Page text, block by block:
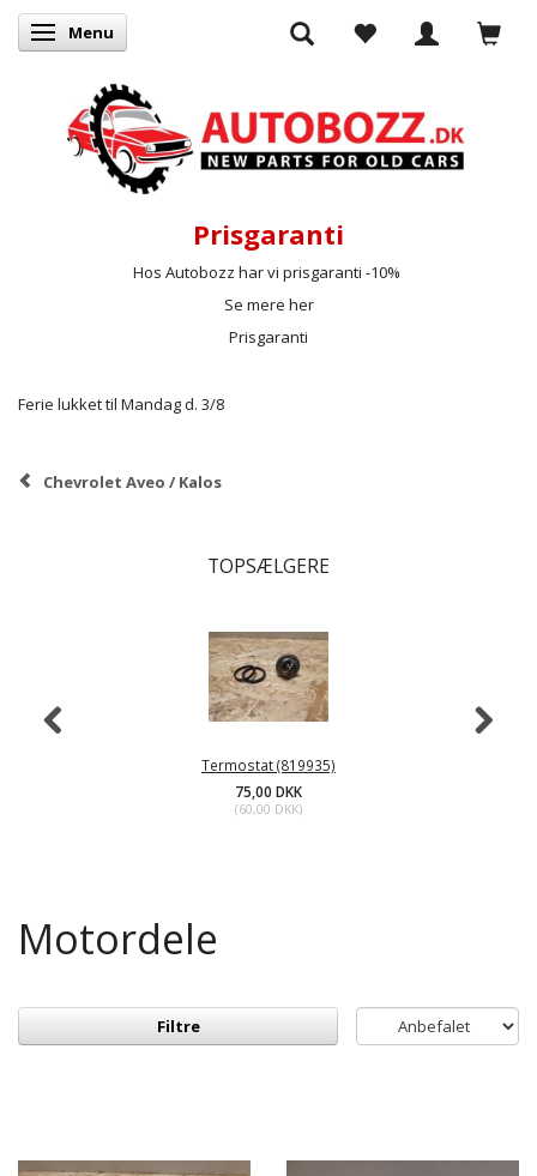
Skifte navigation
Menu
Prisgaranti
Hos Autobozz har vi prisgaranti -10%
Se mere her
Prisgaranti
Ferie lukket til Mandag d. 3/8
Chevrolet Aveo / Kalos
TOPSÆLGERE
Termostat (819935)
75,00 DKK
(60,00 DKK)
Motordele
Filtre